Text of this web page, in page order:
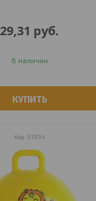
29,31 руб.
В наличии
КУПИТЬ
01854